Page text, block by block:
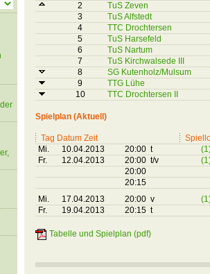
2
TuS Zeven
3
TuS Alfstedt
4
TTC Drochtersen
5
TuS Harsefeld
6
TuS Nartum
7
TuS Kirchwalsede III
8
SG Kutenholz/Mulsum
9
TTG Lühe
10
TTC Drochtersen II
Spielplan (Aktuell)
Tag Datum Zeit
Mi.
10.04.2013 20:00 t
Fr.
12.04.2013 20:00 t/v
20:00
20:15
Mi.
17.04.2013 20:00 v
Fr.
19.04.2013 20:15 t
Tabelle und Spielplan (pdf)